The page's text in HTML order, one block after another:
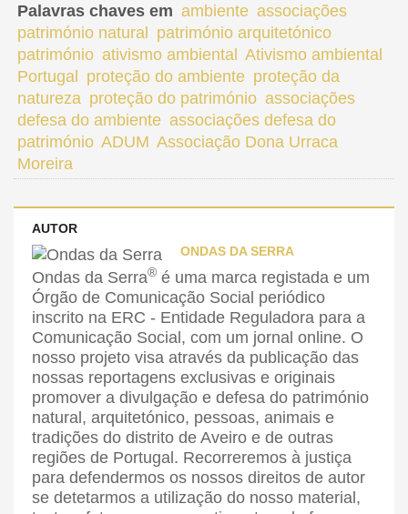
Palavras chaves em ambiente associações
património natural património arquitetónico
património ativismo ambiental Ativismo ambiental
Portugal proteção do ambiente proteção da
natureza proteção do património associações
defesa do ambiente associações defesa do
património ADUM Associação Dona Urraca
Moreira
AUTOR
ONDAS DA SERRA
Ondas da Serra® é uma marca registada e um
Órgão de Comunicação Social periódico
inscrito na ERC - Entidade Reguladora para a
Comunicação Social, com um jornal online. O
nosso projeto visa através da publicação das
nossas reportagens exclusivas e originais
promover a divulgação e defesa do património
natural, arquitetónico, pessoas, animais e
tradições do distrito de Aveiro e de outras
regiões de Portugal. Recorreremos à justiça
para defendermos os nossos direitos de autor
se detetarmos a utilização do nosso material,